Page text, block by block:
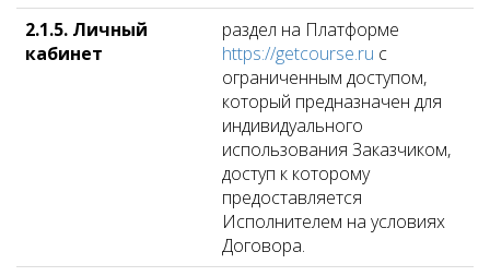
2.1.5. Личный
кабинет
раздел на Платформе
https://getcourse.ru с
ограниченным доступом,
который предназначен для
индивидуального
использования Заказчиком,
доступ к которому
предоставляется
Исполнителем на условиях
Договора.